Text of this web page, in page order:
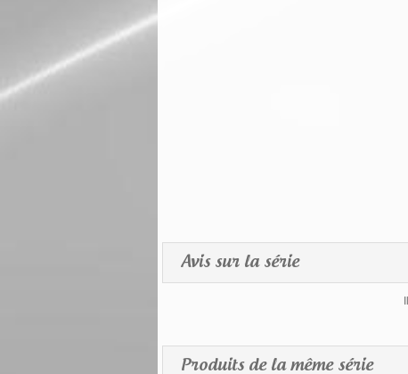
Avis sur la série
Produits de la même série